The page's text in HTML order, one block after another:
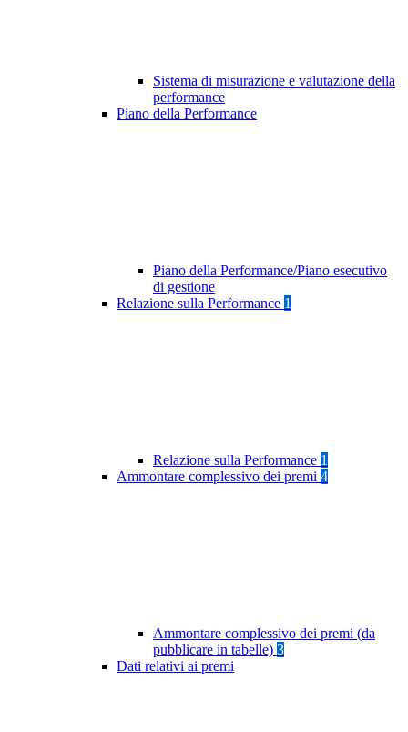
Sistema di misurazione e valutazione della
performance
Piano della Performance
Piano della Performance/Piano esecutivo
di gestione
Relazione sulla Performance 1
Relazione sulla Performance 1
Ammontare complessivo dei premi 4
Ammontare complessivo dei premi (da
pubblicare in tabelle) 3
Dati relativi ai premi